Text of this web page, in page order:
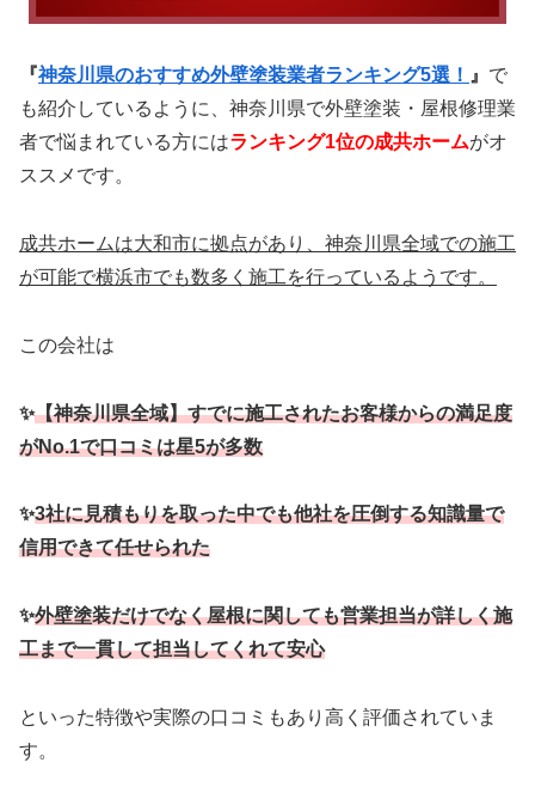
『神奈川県のおすすめ外壁塗装業者ランキング5選！ 』 で
も紹介しているように、神奈川県で外壁塗装・屋根修理業
者で悩まれている方にはランキング1位の成共ホームがオ
ススメです。
成共ホームは大和市に拠点があり、神奈川県全域での施工
が可能で横浜市でも数多く施工を行っているようです。
この会社は
✨【神奈川県全域】すでに施工されたお客様からの満足度
がNo.1で口コミは星5が多数
✨3社に見積もりを取った中でも他社を圧倒する知識量で
信用できて任せられた
✨外壁塗装だけでなく屋根に関しても営業担当が詳しく施
工まで一貫して担当してくれて安心
といった特徴や実際の口コミもあり高く評価されていま
す。